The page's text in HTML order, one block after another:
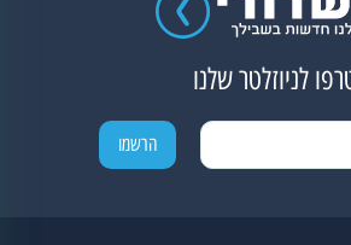
לניוזלטר שלנו